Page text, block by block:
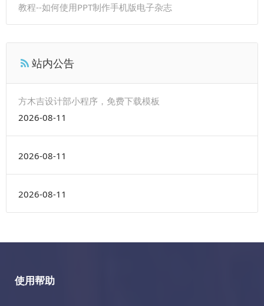
教程--如何使用PPT制作手机版电子杂志
站内公告
方木吉设计部小程序，免费下载模板
2026-08-11
2026-08-11
2026-08-11
使用帮助